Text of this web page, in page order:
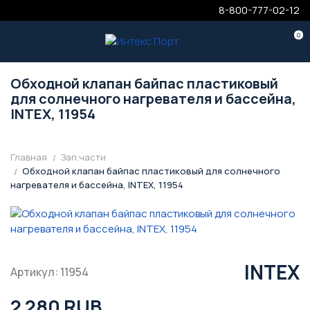
8-800-777-02-12
0
Обходной клапан байпас пластиковый
для солнечного нагревателя и бассейна,
INTEX, 11954
Главная
Зап.части
Обходной клапан байпас пластиковый для солнечного
нагревателя и бассейна, INTEX, 11954
Артикул: 11954 INTEX